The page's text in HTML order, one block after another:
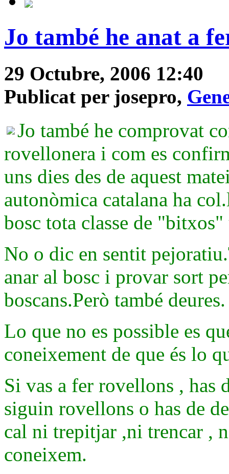
Jo també he anat a
29 Octubre, 2006 12:40
Publicat per josepro,
Jo també he comprovat
rovellonera i com es
uns dies des de aquest
autonòmica catalana ha
bosc tota classe de
No o dic en sentit
anar al bosc i provar sort
boscans.Però també deures.
Lo que no es possible es
coneixement de que és lo
Si vas a fer rovellons ,
siguin rovellons o has de
cal ni trepitjar ,ni trencar ,
coneixem.